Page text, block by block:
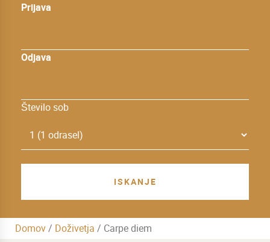
Prijava
Odjava
Število sob
Domov/ Doživetja / Carpe diem